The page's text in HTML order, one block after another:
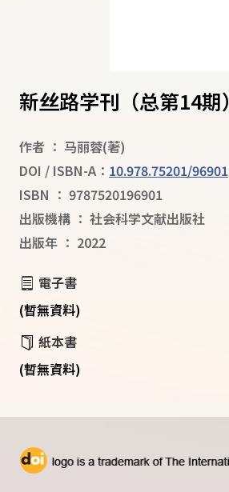
新丝路学刊（总第14期）
作者 ： 马丽蓉(著)
DOI / ISBN-A： 10.978.75201/96901
ISBN ： 9787520196901
出版機構 ： 社会科学文献出版社
出版年 ： 2022
電子書
(暫無資料)
紙本書
(暫無資料)